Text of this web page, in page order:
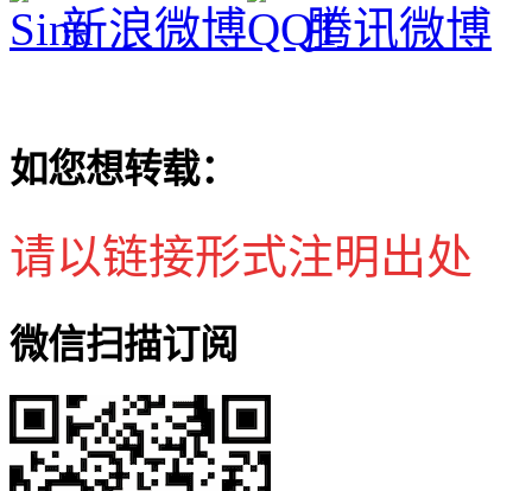
新浪微博 腾讯微博
如您想转载：
请以链接形式注明出处
微信扫描订阅